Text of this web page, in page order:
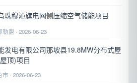
珠穆沁旗电网侧压缩空气储能项目
盟 · 2026-06-23
发电有限公司那坡县19.8MW分布式屋
顶)项目
· 2026-06-23